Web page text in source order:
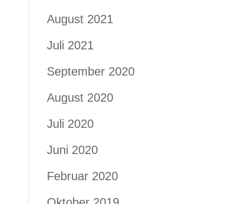
August 2021
Juli 2021
September 2020
August 2020
Juli 2020
Juni 2020
Februar 2020